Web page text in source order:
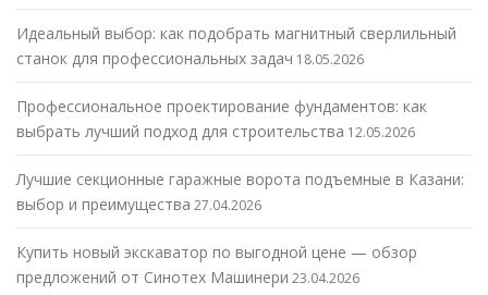
Идеальный выбор: как подобрать магнитный сверлильный
станок для профессиональных задач 18.05.2026
Профессиональное проектирование фундаментов: как
выбрать лучший подход для строительства 12.05.2026
Лучшие секционные гаражные ворота подъемные в Казани:
выбор и преимущества 27.04.2026
Купить новый экскаватор по выгодной цене — обзор
предложений от Синотех Машинери 23.04.2026